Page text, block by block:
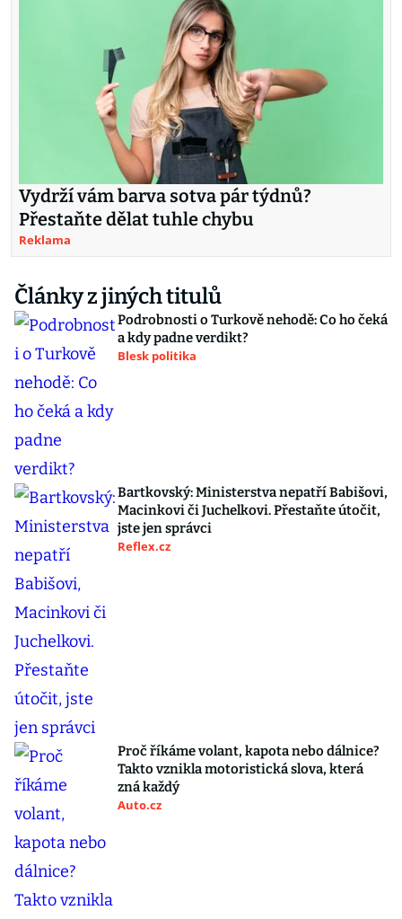
Vydrží vám barva sotva pár týdnů?
Přestaňte dělat tuhle chybu
Reklama
Články z jiných titulů
Podrobnosti o Turkově nehodě: Co ho čeká
a kdy padne verdikt?
Blesk politika
Bartkovský: Ministerstva nepatří Babišovi,
Macinkovi či Juchelkovi. Přestaňte útočit,
jste jen správci
Reflex.cz
Proč říkáme volant, kapota nebo dálnice?
Takto vznikla motoristická slova, která
zná každý
Auto.cz